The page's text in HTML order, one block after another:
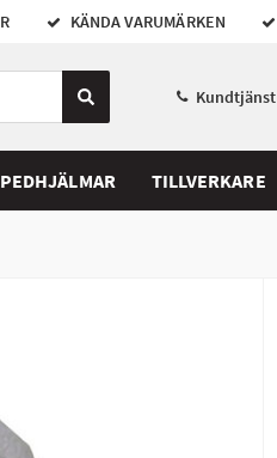
KÄNDA VARUMÄRKEN
Kundtjänst
TILLVERKARE